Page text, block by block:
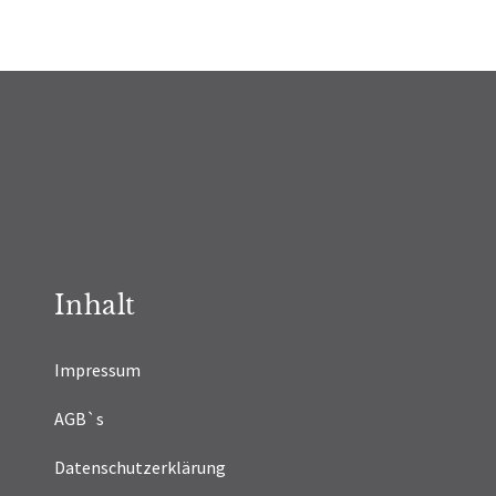
Inhalt
Impressum
AGB`s
Datenschutzerklärung